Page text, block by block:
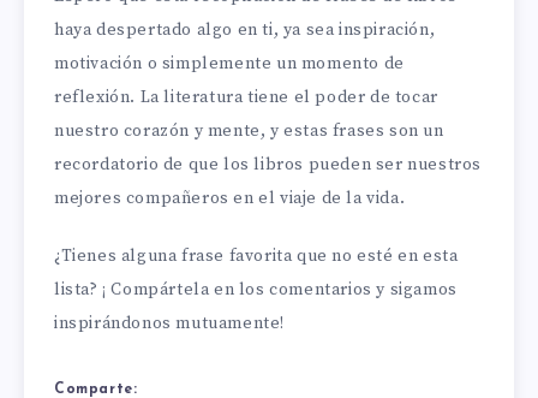
haya despertado algo en ti, ya sea inspiración,
motivación o simplemente un momento de
reflexión. La literatura tiene el poder de tocar
nuestro corazón y mente, y estas frases son un
recordatorio de que los libros pueden ser nuestros
mejores compañeros en el viaje de la vida.
¿Tienes alguna frase favorita que no esté en esta
lista? ¡ Compártela en los comentarios y sigamos
inspirándonos mutuamente!
Comparte: